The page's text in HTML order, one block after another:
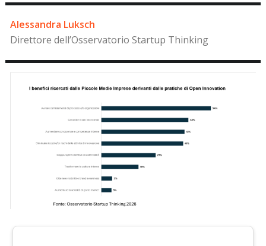
Alessandra Luksch
Direttore dell’Osservatorio Startup Thinking